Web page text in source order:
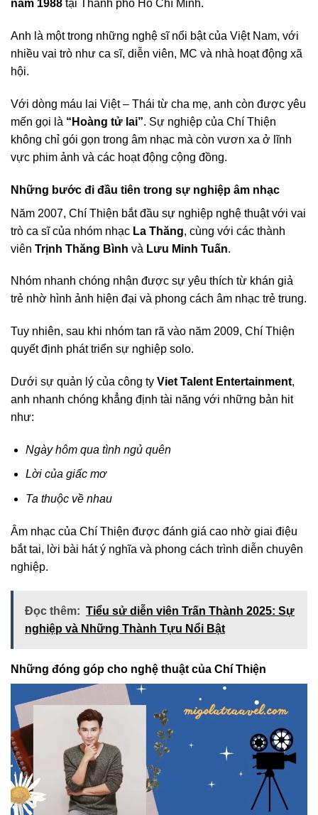
năm 1988 tại Thành phố Hồ Chí Minh.
Anh là một trong những nghệ sĩ nổi bật của Việt Nam, với
nhiều vai trò như ca sĩ, diễn viên, MC và nhà hoạt động xã
hội.
Với dòng máu lai Việt – Thái từ cha mẹ, anh còn được yêu
mến gọi là “Hoàng tử lai”. Sự nghiệp của Chí Thiện
không chỉ gói gọn trong âm nhạc mà còn vươn xa ở lĩnh
vực phim ảnh và các hoạt động cộng đồng.
Những bước đi đầu tiên trong sự nghiệp âm nhạc
Năm 2007, Chí Thiện bắt đầu sự nghiệp nghệ thuật với vai
trò ca sĩ của nhóm nhạc La Thăng, cùng với các thành
viên Trịnh Thăng Bình và Lưu Minh Tuấn.
Nhóm nhanh chóng nhận được sự yêu thích từ khán giả
trẻ nhờ hình ảnh hiện đại và phong cách âm nhạc trẻ trung.
Tuy nhiên, sau khi nhóm tan rã vào năm 2009, Chí Thiện
quyết định phát triển sự nghiệp solo.
Dưới sự quản lý của công ty Viet Talent Entertainment,
anh nhanh chóng khẳng định tài năng với những bản hit
như:
Ngày hôm qua tình ngủ quên
Lời của giấc mơ
Ta thuộc về nhau
Âm nhạc của Chí Thiện được đánh giá cao nhờ giai điệu
bắt tai, lời bài hát ý nghĩa và phong cách trình diễn chuyên
nghiệp.
Đọc thêm: Tiểu sử diễn viên Trấn Thành 2025: Sự
nghiệp và Những Thành Tựu Nổi Bật
Những đóng góp cho nghệ thuật của Chí Thiện